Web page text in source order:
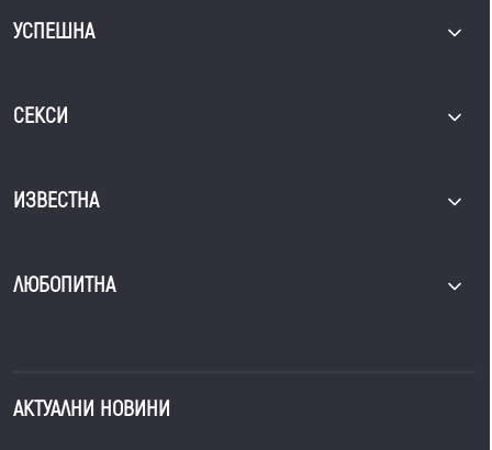
УСПЕШНА
СЕКСИ
ИЗВЕСТНА
ЛЮБОПИТНА
АКТУАЛНИ НОВИНИ